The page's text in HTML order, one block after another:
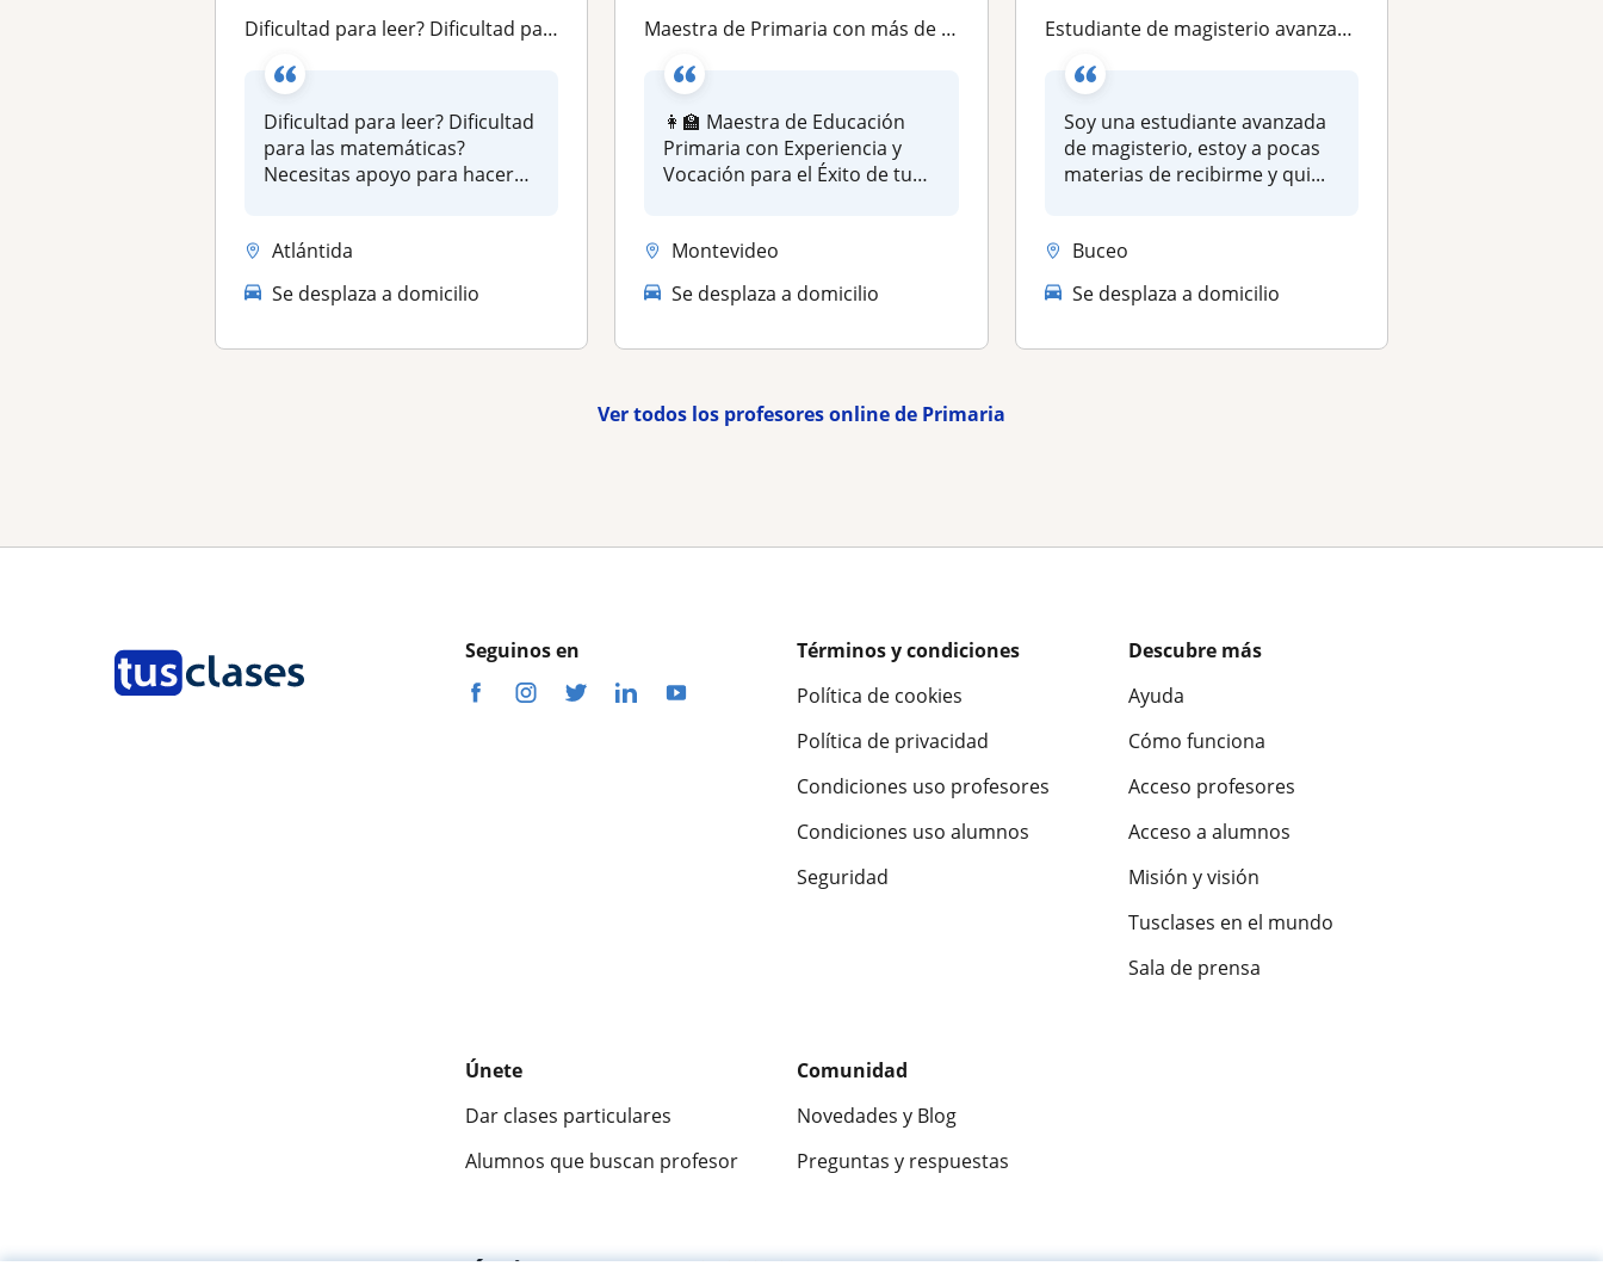
Dificultad para leer? Dificultad para las matemáticas? Necesitas apoyo para hacer tus deberes? Voy a po...donde estés allí voy 🙂
Dificultad para leer? Dificultad
para las matemáticas?
Necesitas apoyo para hacer
Atlántida
Se desplaza a domicilio
Maestra de Primaria con más de 8 años de experiencia ofrece clases particulares personalizadas para potenciar el aprendizaje de tu
👩‍🏫 Maestra de Educación
Primaria con Experiencia y
Vocación para el Éxito de tu
Montevideo
Se desplaza a domicilio
Estudiante de magisterio avanzada, brindo apoyo escolar, preparación para pruebas y brindo clases personalizadas
Soy una estudiante avanzada
de magisterio, estoy a pocas
materias de recibirme y qui...
Buceo
Se desplaza a domicilio
Ver todos los profesores online de Primaria
Seguinos en
Términos y condiciones
Política de cookies
Política de privacidad
Condiciones uso profesores
Condiciones uso alumnos
Seguridad
Descubre más
Ayuda
Cómo funciona
Acceso profesores
Acceso a alumnos
Misión y visión
Tusclases en el mundo
Sala de prensa
Únete
Dar clases particulares
Alumnos que buscan profesor
Comunidad
Novedades y Blog
Preguntas y respuestas